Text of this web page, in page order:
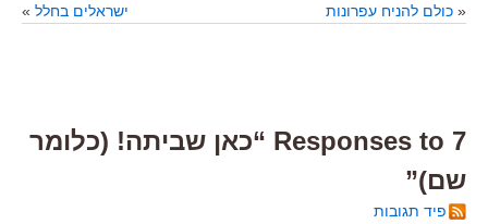
« כולם להניח עפרונות ישראלים בחלל »
7 Responses to “כאן שביתה! (כלומר
שם)”
פיד תגובות